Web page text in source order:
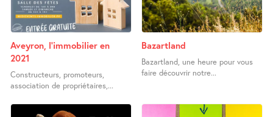
Aveyron, l’immobilier en
2021
Constructeurs, promoteurs,
association de propriétaires,...
Bazartland
Bazartland, une heure pour vous
faire découvrir notre...